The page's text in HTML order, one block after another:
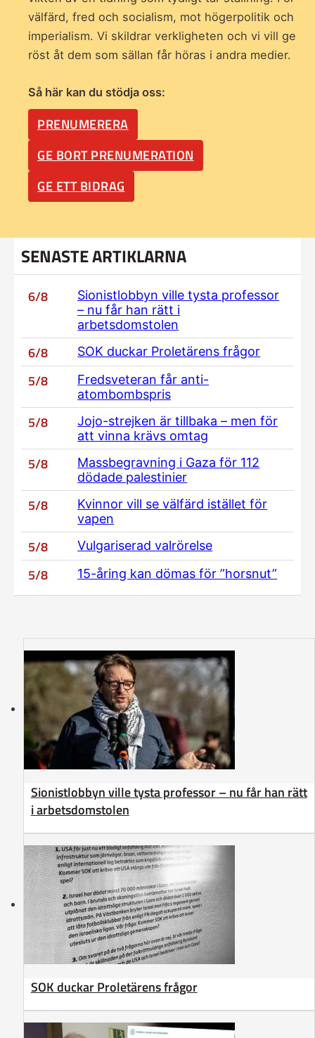
välfärd, fred och socialism, mot högerpolitik och
imperialism. Vi skildrar verkligheten och vi vill ge
röst åt dem som sällan får höras i andra medier.
Så här kan du stödja oss:
PRENUMERERA
GE BORT PRENUMERATION
GE ETT BIDRAG
SENASTE ARTIKLARNA
6/8
Sionistlobbyn ville tysta professor
– nu får han rätt i
arbetsdomstolen
6/8 SOK duckar Proletärens frågor
5/8
Fredsveteran får anti-
atombombspris
5/8
Jojo-strejken är tillbaka – men för
att vinna krävs omtag
5/8
Massbegravning i Gaza för 112
dödade palestinier
5/8
Kvinnor vill se välfärd istället för
vapen
5/8 Vulgariserad valrörelse
5/8 15-åring kan dömas för ”horsnut”
Sionistlobbyn ville tysta professor – nu får han rätt
i arbetsdomstolen
SOK duckar Proletärens frågor